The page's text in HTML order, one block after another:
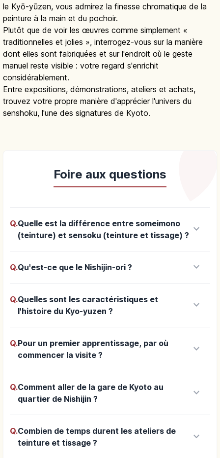
le Kyō-yūzen, vous admirez la finesse chromatique de la
peinture à la main et du pochoir.
Plutôt que de voir les œuvres comme simplement «
traditionnelles et jolies », interrogez-vous sur la manière
dont elles sont fabriquées et sur l'endroit où le geste
manuel reste visible : votre regard s'enrichit
considérablement.
Entre expositions, démonstrations, ateliers et achats,
trouvez votre propre manière d'apprécier l'univers du
senshoku, l'une des signatures de Kyoto.
Foire aux questions
Q.Quelle est la différence entre someimono
(teinture) et sensoku (teinture et tissage) ? keyboard_arrow_down
Q.Qu'est-ce que le Nishijin-ori ? keyboard_arrow_down
Q.Quelles sont les caractéristiques et
l'histoire du Kyo-yuzen ?
keyboard_arrow_down
Q.Pour un premier apprentissage, par où
commencer la visite ?
keyboard_arrow_down
Q.Comment aller de la gare de Kyoto au
quartier de Nishijin ?
keyboard_arrow_down
Q.Combien de temps durent les ateliers de
teinture et tissage ?
keyboard_arrow_down